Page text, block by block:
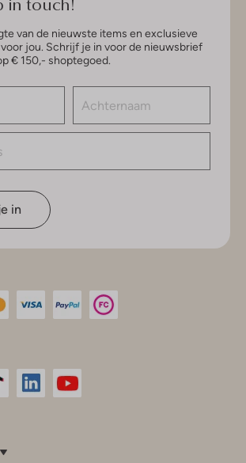
van de nieuwste items en exclusieve
jou. Schrijf je in voor de nieuwsbrief
€ 150,- shoptegoed.
in